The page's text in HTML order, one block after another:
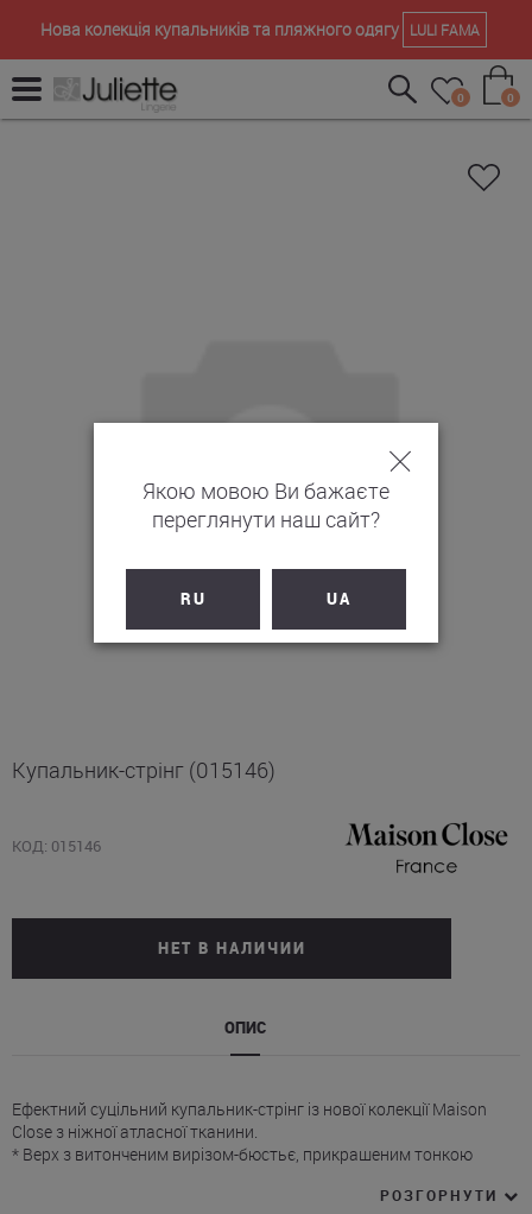
Нова колекція купальників та пляжного одягу LULI FAMA
0 0
Купальник-стрінг (015146)
КОД: 015146
НЕТ В НАЛИЧИИ
ОПИС
Ефектний суцільний купальник-стрінг із нової колекції Maison
Close з ніжної атласної тканини.
* Верх з витонченим вирізом-бюстьє, прикрашеним тонкою
* Слайдер на шнурівці дозволяє регулювати глибину вирізу.
РОЗГОРНУТИ
Якою мовою Ви бажаєте
переглянути наш сайт?
RU UA